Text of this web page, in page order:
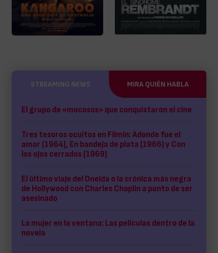
STREAMING NEWS MIRA QUIÉN HABLA
El grupo de «mocosos» que conquistaron el cine
Tres tesoros ocultos en Filmin: Adonde fue el
amor (1964), En bandeja de plata (1966) y Con
los ojos cerrados (1969)
El último viaje del Oneida o la crónica más negra
de Hollywood con Charles Chaplin a punto de ser
asesinado
La mujer en la ventana: Las películas dentro de la
novela